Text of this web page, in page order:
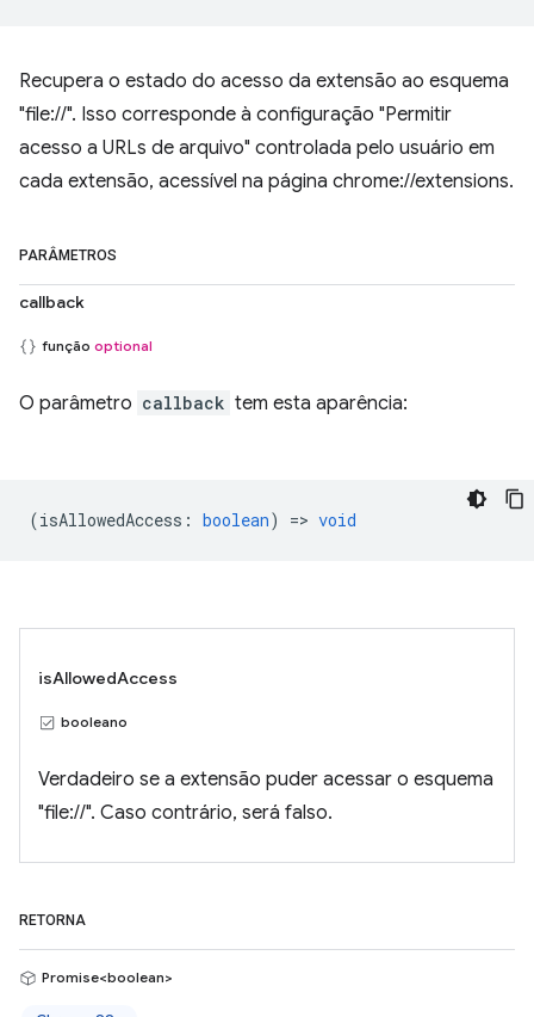
Recupera o estado do acesso da extensão ao esquema
"file://". Isso corresponde à configuração "Permitir
acesso a URLs de arquivo" controlada pelo usuário em
cada extensão, acessível na página chrome://extensions.
PARÂMETROS
callback
função optional
O parâmetro callback tem esta aparência:
(isAllowedAccess : boolean) => void
isAllowedAccess
booleano
Verdadeiro se a extensão puder acessar o esquema
"file://". Caso contrário, será falso.
RETORNA
Promise<boolean>